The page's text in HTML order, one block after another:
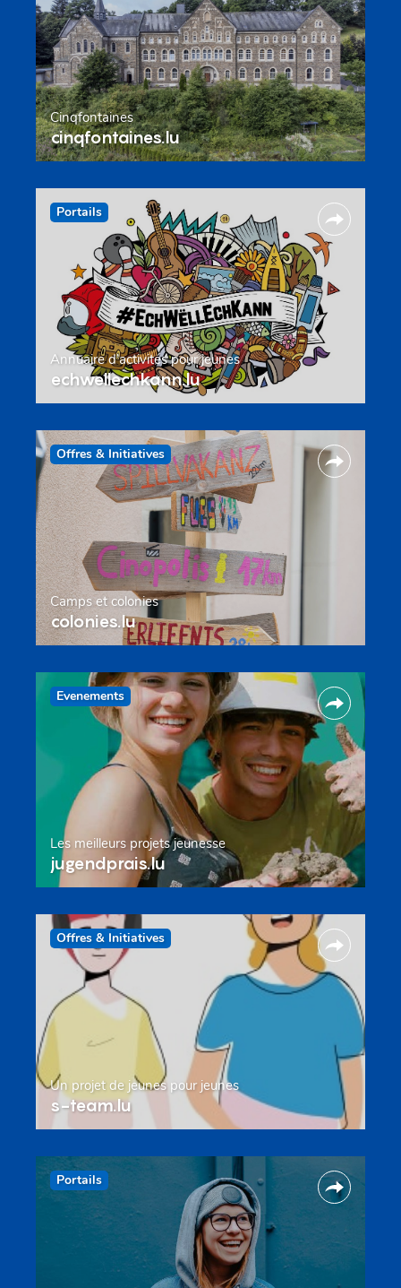
Cinqfontaines
cinqfontaines.lu
Portails
Annuaire d’activités pour jeunes
echwellechkann.lu
Offres & Initiatives
Camps et colonies
colonies.lu
Evenements
Les meilleurs projets jeunesse
jugendprais.lu
Offres & Initiatives
Un projet de jeunes pour jeunes
s-team.lu
Portails